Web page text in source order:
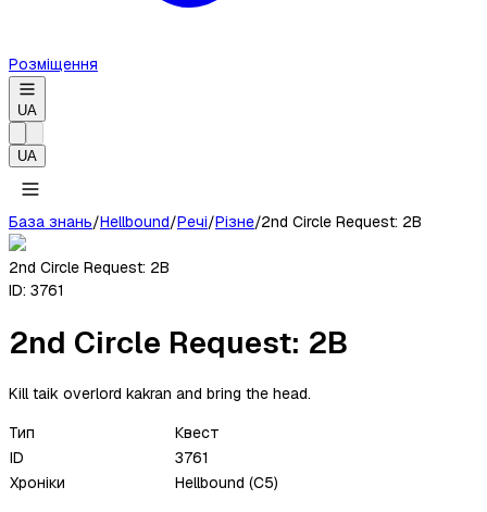
Розміщення
UA
UA
База знань/Hellbound/Речі/Різне/2nd Circle Request: 2B
2nd Circle Request: 2B
ID: 3761
2nd Circle Request: 2B
Kill taik overlord kakran and bring the head.
Тип
Квест
ID
3761
Хроніки
Hellbound (C5)